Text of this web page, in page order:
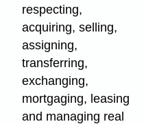
respecting,
acquiring, selling,
assigning,
transferring,
exchanging,
mortgaging, leasing
and managing real